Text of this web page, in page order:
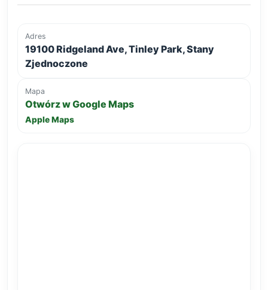
Adres
19100 Ridgeland Ave, Tinley Park, Stany
Zjednoczone
Mapa
Otwórz w Google Maps
Apple Maps